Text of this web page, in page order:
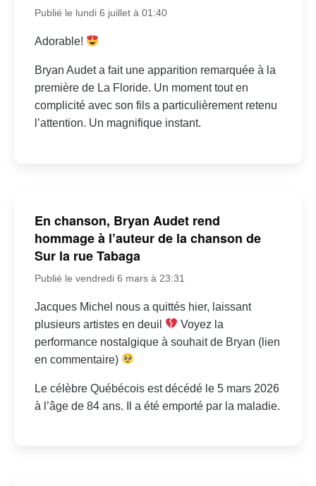
Publié le lundi 6 juillet à 01:40
Adorable!
Bryan Audet a fait une apparition remarquée à la
première de La Floride. Un moment tout en
complicité avec son fils a particulièrement retenu
l’attention. Un magnifique instant.
En chanson, Bryan Audet rend
hommage à l’auteur de la chanson de
Sur la rue Tabaga
Publié le vendredi 6 mars à 23:31
Jacques Michel nous a quittés hier, laissant
plusieurs artistes en deuil
Voyez la
performance nostalgique à souhait de Bryan (lien
en commentaire)
Le célèbre Québécois est décédé le 5 mars 2026
à l’âge de 84 ans. Il a été emporté par la maladie.